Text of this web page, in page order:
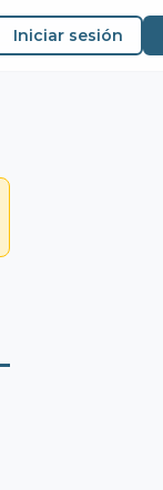
Iniciar sesión